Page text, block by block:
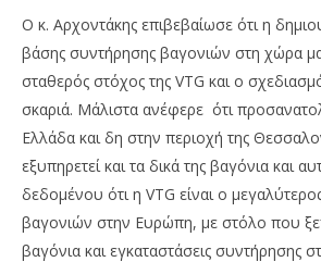
Ο κ. Αρχοντάκης επιβεβαίωσε ότι η
βάσης συντήρησης βαγονιών στη χώρα
σταθερός στόχος της VTG και ο
σκαριά. Μάλιστα ανέφερε ότι
Ελλάδα και δη στην περιοχή της
εξυπηρετεί και τα δικά της βαγόνια και
δεδομένου ότι η VTG είναι ο
βαγονιών στην Ευρώπη, με στόλο που
βαγόνια και εγκαταστάσεις συντήρησης